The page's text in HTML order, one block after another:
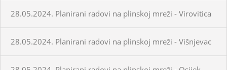
28.05.2024. Planirani radovi na plinskoj mreži - Virovitica
28.05.2024. Planirani radovi na plinskoj mreži - Višnjevac